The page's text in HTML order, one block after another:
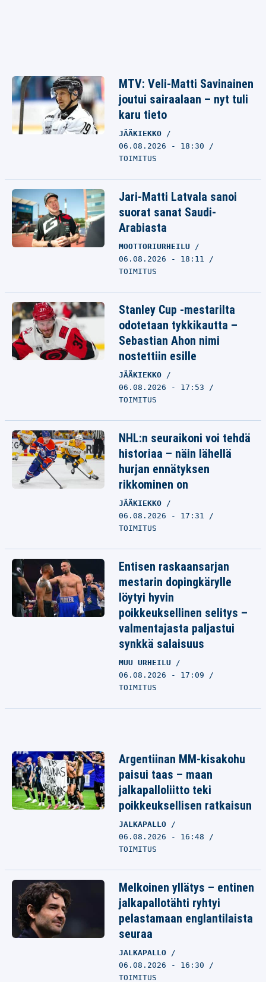
MTV: Veli-Matti Savinainen
joutui sairaalaan – nyt tuli
karu tieto
JÄÄKIEKKO
06.08.2026 - 18:30
TOIMITUS
Jari-Matti Latvala sanoi
suorat sanat Saudi-
Arabiasta
MOOTTORIURHEILU
06.08.2026 - 18:11
TOIMITUS
Stanley Cup -mestarilta
odotetaan tykkikautta –
Sebastian Ahon nimi
nostettiin esille
JÄÄKIEKKO
06.08.2026 - 17:53
TOIMITUS
NHL:n seuraikoni voi tehdä
historiaa – näin lähellä
hurjan ennätyksen
rikkominen on
JÄÄKIEKKO
06.08.2026 - 17:31
TOIMITUS
Entisen raskaansarjan
mestarin dopingkärylle
löytyi hyvin
poikkeuksellinen selitys –
valmentajasta paljastui
synkkä salaisuus
MUU URHEILU
06.08.2026 - 17:09
TOIMITUS
Argentiinan MM-kisakohu
paisui taas – maan
jalkapalloliitto teki
poikkeuksellisen ratkaisun
JALKAPALLO
06.08.2026 - 16:48
TOIMITUS
Melkoinen yllätys – entinen
jalkapallotähti ryhtyi
pelastamaan englantilaista
seuraa
JALKAPALLO
06.08.2026 - 16:30
TOIMITUS